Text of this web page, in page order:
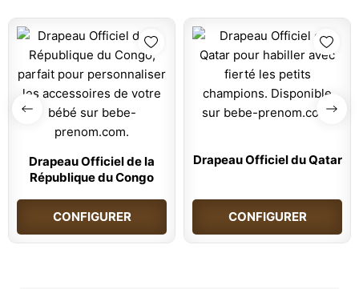
Drapeau Officiel de la
République du Congo
CONFIGURER
Drapeau Officiel du Qatar
CONFIGURER